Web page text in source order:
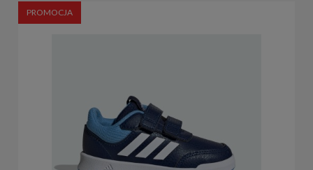
PROMOCJA